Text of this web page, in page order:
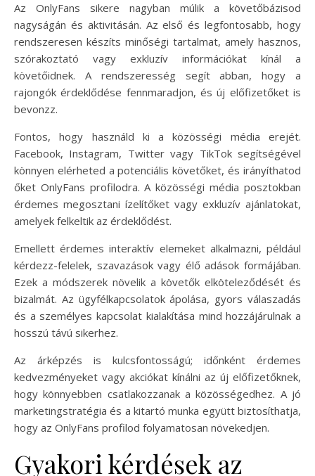
Az OnlyFans sikere nagyban múlik a követőbázisod
nagyságán és aktivitásán. Az első és legfontosabb, hogy
rendszeresen készíts minőségi tartalmat, amely hasznos,
szórakoztató vagy exkluzív információkat kínál a
követőidnek. A rendszeresség segít abban, hogy a
rajongók érdeklődése fennmaradjon, és új előfizetőket is
bevonzz.
Fontos, hogy használd ki a közösségi média erejét.
Facebook, Instagram, Twitter vagy TikTok segítségével
könnyen elérheted a potenciális követőket, és irányíthatod
őket OnlyFans profilodra. A közösségi média posztokban
érdemes megosztani ízelítőket vagy exkluzív ajánlatokat,
amelyek felkeltik az érdeklődést.
Emellett érdemes interaktív elemeket alkalmazni, például
kérdezz-felelek, szavazások vagy élő adások formájában.
Ezek a módszerek növelik a követők elköteleződését és
bizalmát. Az ügyfélkapcsolatok ápolása, gyors válaszadás
és a személyes kapcsolat kialakítása mind hozzájárulnak a
hosszú távú sikerhez.
Az árképzés is kulcsfontosságú; időnként érdemes
kedvezményeket vagy akciókat kínálni az új előfizetőknek,
hogy könnyebben csatlakozzanak a közösségedhez. A jó
marketingstratégia és a kitartó munka együtt biztosíthatja,
hogy az OnlyFans profilod folyamatosan növekedjen.
Gyakori kérdések az